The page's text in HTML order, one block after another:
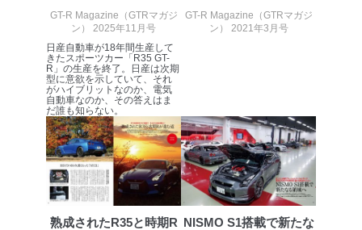
TEL：0570-200-223
FAX：03-5459-7073
e-mail：cs@fujisan.co.jp
改訂：2025年2月20日
制定：2005年4月1日
株式会社富士山マガジンサービス
代表取締役会長 西野 伸一郎
個人情報の取扱いについて
１．個人情報保護管理者
当社は以下の個人情報保護管理者を設置し、個人情報保
護管理者の責任のもと、個人情報を取得・アクセス・利
GT-R Magazine（GTRマガジ
ン） 2025年11月号
日産自動車が18年間生産して
きたスポーツカー「R35 GT-
R」の生産を終了。日産は次期
型に意欲を示していて、それ
がハイブリットなのか、電気
自動車なのか、その答えはま
だ誰も知らない。
ライ...
GT-R Magazine（GTRマガジ
ン） 2021年3月号
熟成されたR35と時期R NISMO S1搭載で新たな